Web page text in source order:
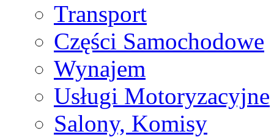
Transport
Części Samochodowe
Wynajem
Usługi Motoryzacyjne
Salony, Komisy